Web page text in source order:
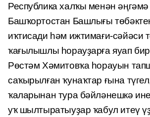
Республика халҡы менән
Башҡортостан Башлығы
иҡтисади һәм ижтимағи-сәйәси
ҡағылышлы һорауҙарға яуап
Рөстәм Хәмитовҡа һорауын
саҡырылған ҡунаҡтар ғына
ҡаларынан тура бәйләнешкә
уҡ шылтыратыуҙар ҡабул итеү